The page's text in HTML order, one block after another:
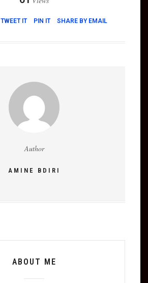
TWEET IT PIN IT SHARE BY EMAIL
Author
AMINE BDIRI
ABOUT ME